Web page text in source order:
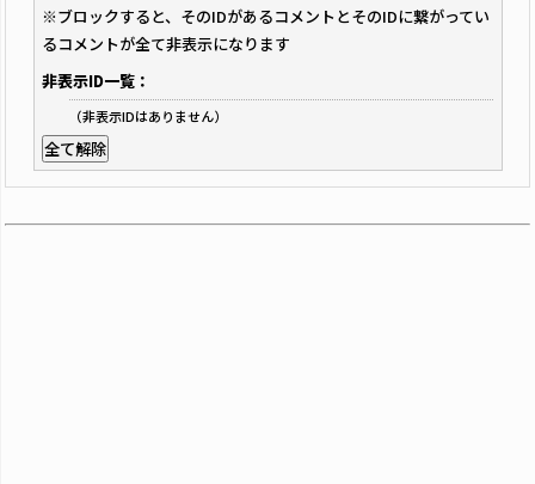
※ブロックすると、そのIDがあるコメントとそのIDに繋がってい
るコメントが全て非表示になります
非表示ID一覧：
（非表示IDはありません）
全て解除